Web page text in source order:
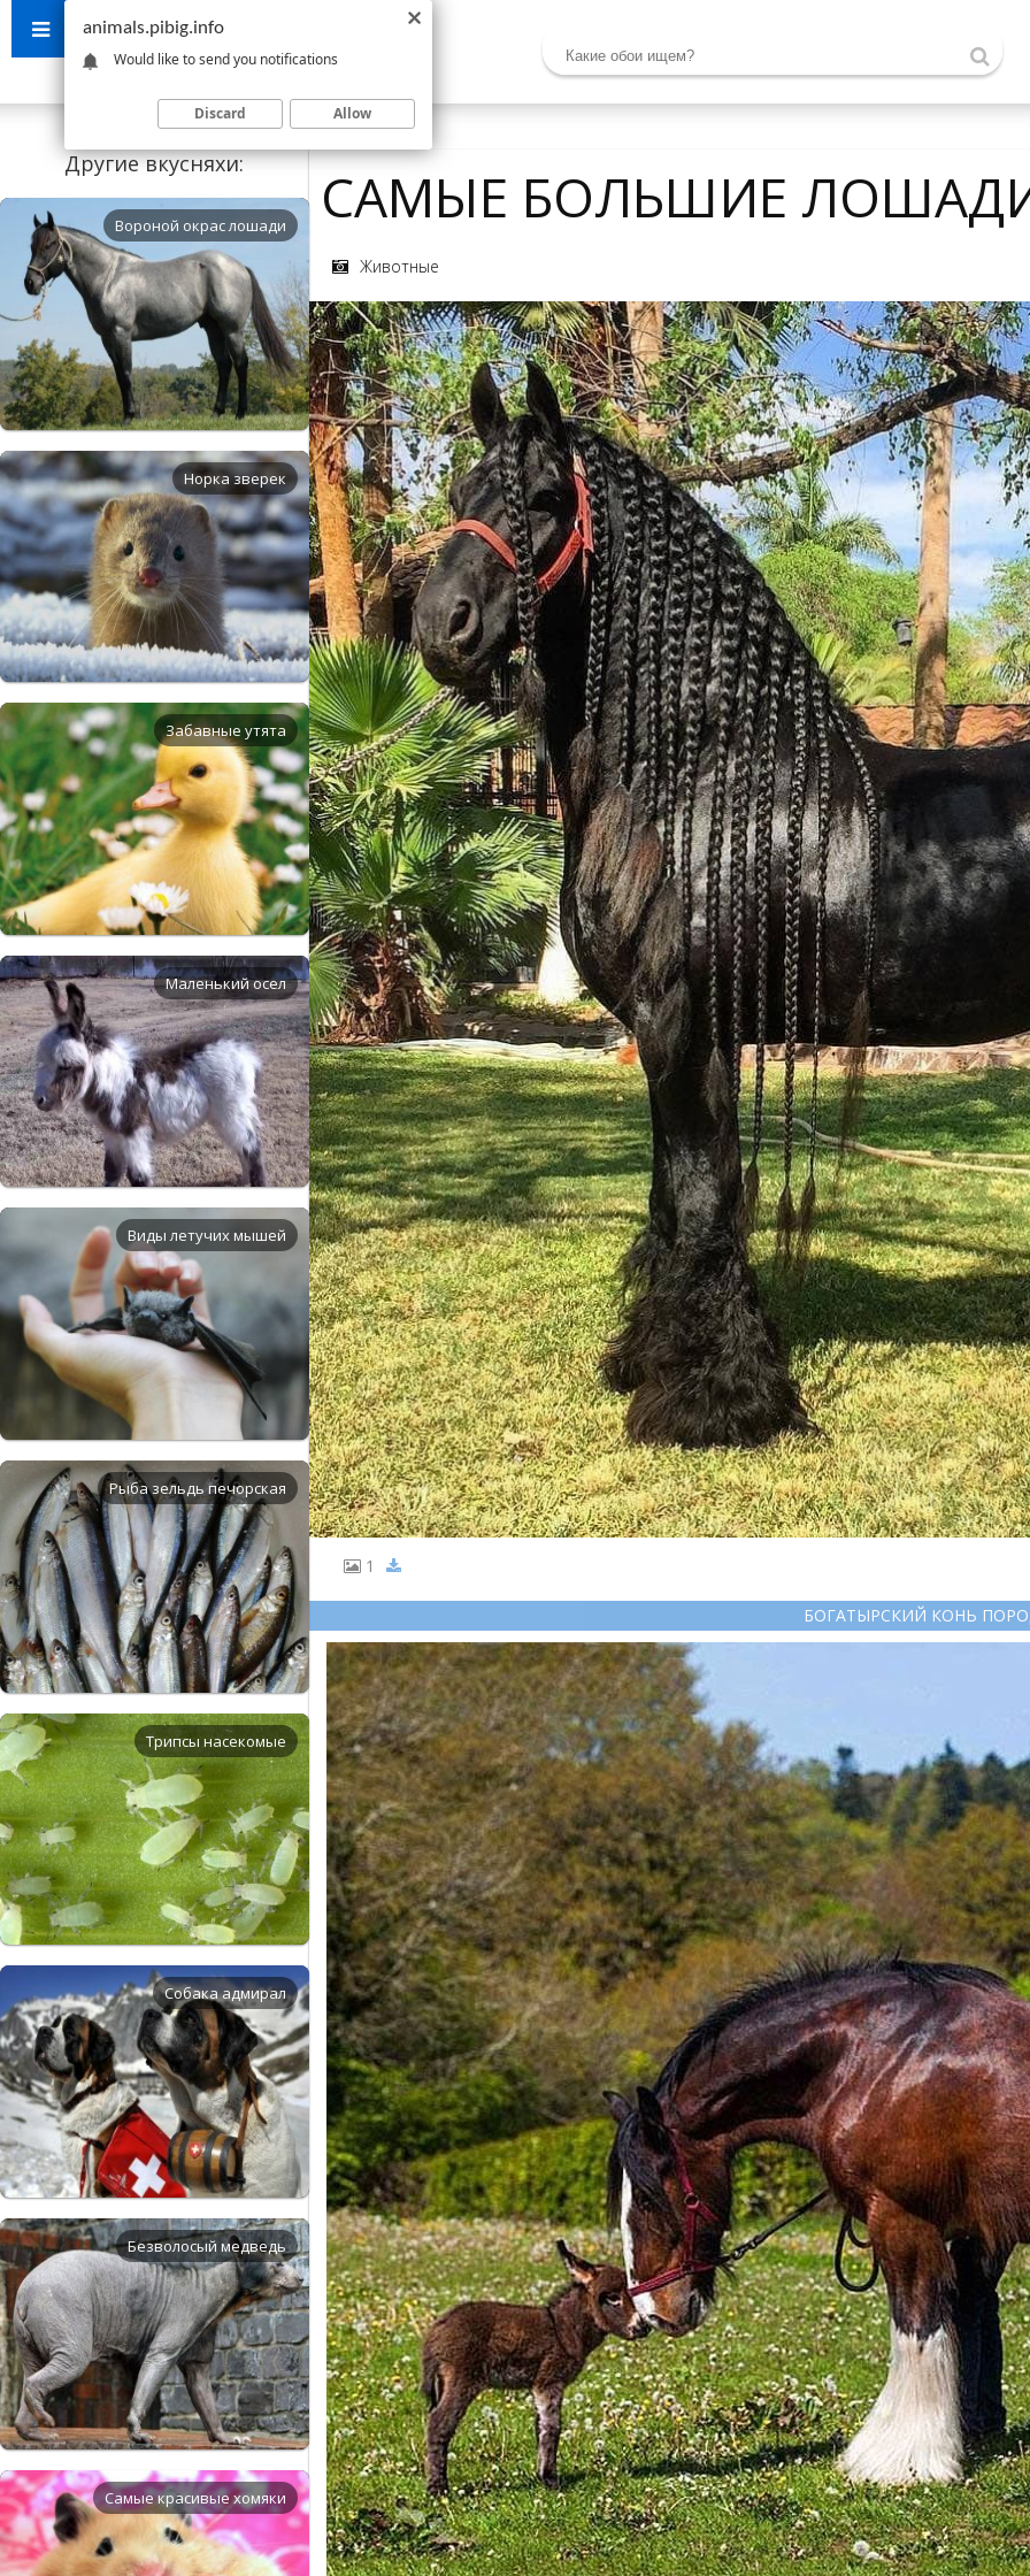
Другие вкусняхи:
Вороной окрас лошади
Норка зверек
Забавные утята
Маленький осел
Виды летучих мышей
Рыба зельдь печорская
Трипсы насекомые
Собака адмирал
Безволосый медведь
Самые красивые хомяки
САМЫЕ БОЛЬШИЕ
Животные
1
БОГАТЫРСКИЙ КОНЬ
animals.pibig.info
Would like to send you notifications
Discard Allow